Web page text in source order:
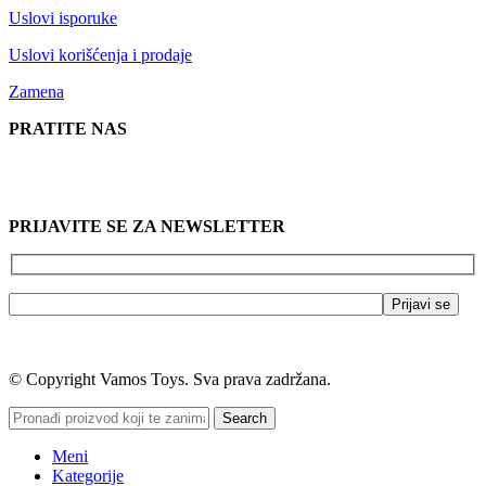
Uslovi isporuke
Uslovi korišćenja i prodaje
Zamena
PRATITE NAS
PRIJAVITE SE ZA NEWSLETTER
© Copyright Vamos Toys. Sva prava zadržana.
Search
Meni
Kategorije